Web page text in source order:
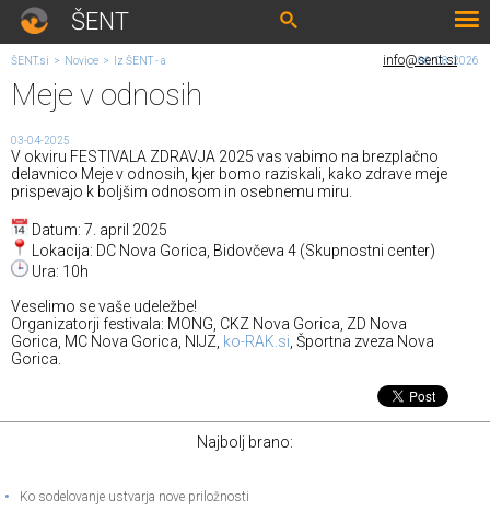
ŠENT
info@sent.si
06. 08. 2026
ŠENT.si > Novice > Iz ŠENT - a
Meje v odnosih
03-04-2025
V okviru FESTIVALA ZDRAVJA 2025 vas vabimo na brezplačno
delavnico Meje v odnosih, kjer bomo raziskali, kako zdrave meje
prispevajo k boljšim odnosom in osebnemu miru.
Datum: 7. april 2025
Lokacija: DC Nova Gorica, Bidovčeva 4 (Skupnostni center)
Ura: 10h
Veselimo se vaše udeležbe!
Organizatorji festivala: MONG, CKZ Nova Gorica, ZD Nova
Gorica, MC Nova Gorica, NIJZ, ko-RAK.si , Športna zveza Nova
Gorica.
Najbolj brano:
• Ko sodelovanje ustvarja nove priložnosti